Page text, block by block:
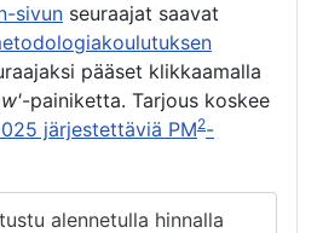
sivun seuraajat saavat
pääset klikkaamalla
-painiketta. Tarjous koskee
järjestettäviä PM2-
alennetulla hinnalla